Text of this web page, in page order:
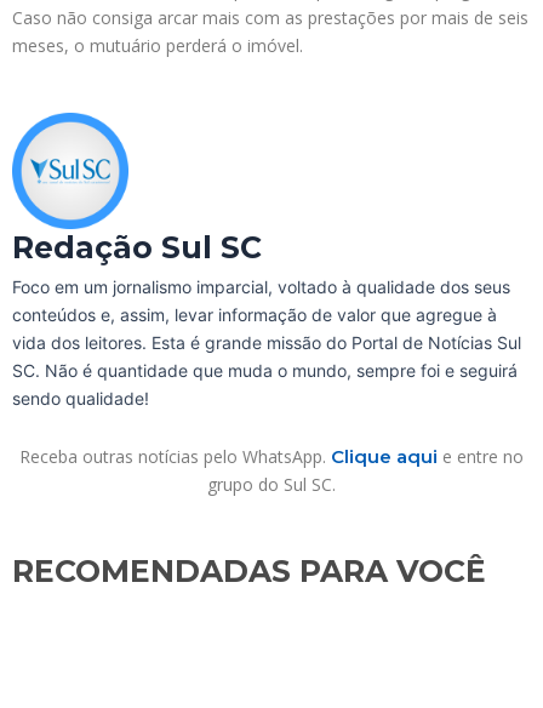
Caso não consiga arcar mais com as prestações por mais de seis
meses, o mutuário perderá o imóvel.
Redação Sul SC
Foco em um jornalismo imparcial, voltado à qualidade dos seus
conteúdos e, assim, levar informação de valor que agregue à
vida dos leitores. Esta é grande missão do Portal de Notícias Sul
SC. Não é quantidade que muda o mundo, sempre foi e seguirá
sendo qualidade!
Receba outras notícias pelo WhatsApp. Clique aqui e entre no
grupo do Sul SC.
RECOMENDADAS PARA VOCÊ​